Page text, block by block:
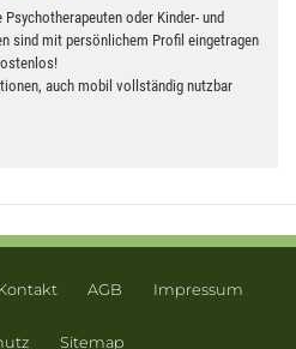
oder Kinder- und
sind mit persönlichem Profil eingetragen
auch mobil vollständig nutzbar
AGB Impressum
Sitemap